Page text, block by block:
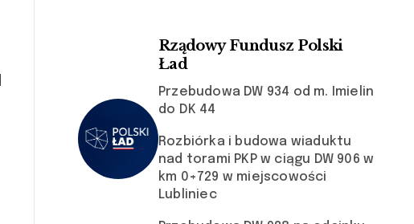
Rządowy Fundusz Polski
Ład
Przebudowa DW 934 od m. Imielin
do DK 44
Rozbiórka i budowa wiaduktu
nad torami PKP w ciągu DW 906 w
km 0+729 w miejscowości
Lubliniec